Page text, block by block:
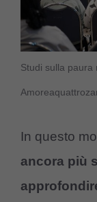
Studi sulla paura
In questo
ancora più